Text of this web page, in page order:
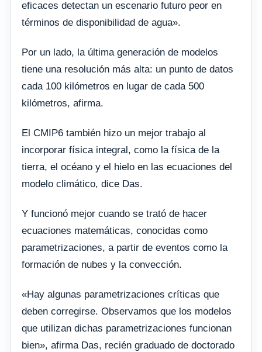
eficaces detectan un escenario futuro peor en
términos de disponibilidad de agua».
Por un lado, la última generación de modelos
tiene una resolución más alta: un punto de datos
cada 100 kilómetros en lugar de cada 500
kilómetros, afirma.
El CMIP6 también hizo un mejor trabajo al
incorporar física integral, como la física de la
tierra, el océano y el hielo en las ecuaciones del
modelo climático, dice Das.
Y funcionó mejor cuando se trató de hacer
ecuaciones matemáticas, conocidas como
parametrizaciones, a partir de eventos como la
formación de nubes y la convección.
«Hay algunas parametrizaciones críticas que
deben corregirse. Observamos que los modelos
que utilizan dichas parametrizaciones funcionan
bien», afirma Das, recién graduado de doctorado